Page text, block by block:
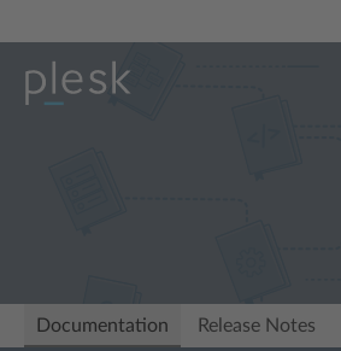
Documentation Release Notes